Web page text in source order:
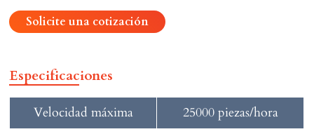
Solicite una cotización
Especificaciones
Velocidad máxima 25000 piezas/hora